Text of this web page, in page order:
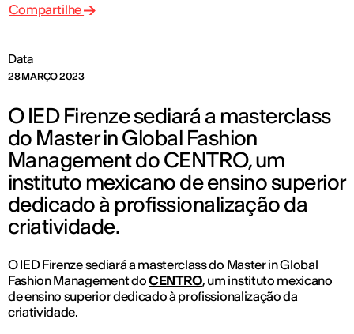
Data
28 MARÇO 2023
Compartilhe
O IED Firenze sediará a masterclass
do Master in Global Fashion
Management do CENTRO, um
instituto mexicano de ensino superior
dedicado à profissionalização da
criatividade.
O IED Firenze sediará a masterclass do Master in Global
Fashion Management doCENTRO, um instituto mexicano
de ensino superior dedicado à profissionalização da
criatividade.